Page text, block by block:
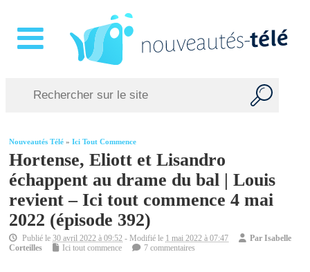
Nouveautés Télé »Ici Tout Commence
Hortense, Eliott et Lisandro
échappent au drame du bal | Louis
revient – Ici tout commence 4 mai
2022 (épisode 392)
Publié le30 avril 2022 à 09:52 - Modifié le 1 mai 2022 à 07:47 ParIsabelle
Corteilles
Ici tout commence 7 commentaires